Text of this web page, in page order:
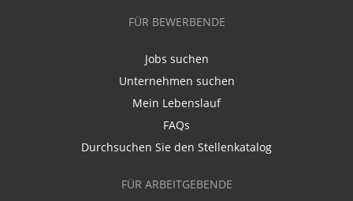
FÜR BEWERBENDE
Jobs suchen
Unternehmen suchen
Mein Lebenslauf
FAQs
Durchsuchen Sie den Stellenkatalog
FÜR ARBEITGEBENDE